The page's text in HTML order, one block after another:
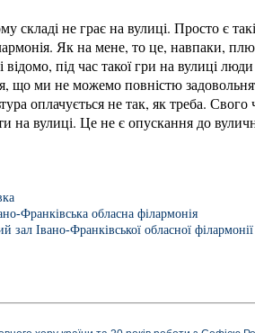
складі не грає на вулиці. Просто є
Як на мене, то це, навпаки,
відомо, під час такої гри на вулиці
що ми не можемо повністю
оплачується не так, як треба.
на вулиці. Це не є опускання до
Франківська обласна філармонія
зал Івано-Франківської обласної філармонії